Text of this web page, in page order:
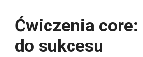
Ćwiczenia
do sukcesu